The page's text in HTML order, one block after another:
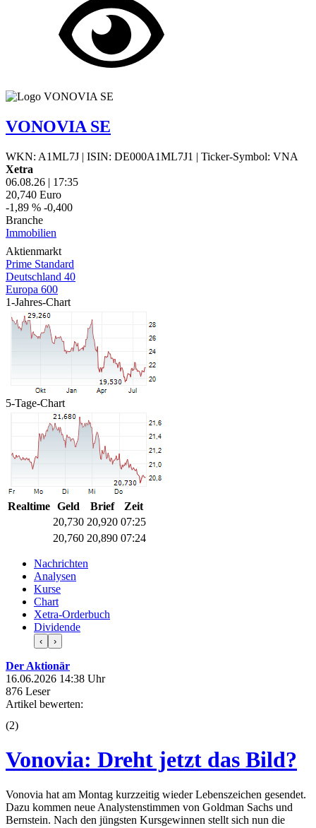
VONOVIA SE
WKN: A1ML7J | ISIN: DE000A1ML7J1 | Ticker-Symbol: VNA
Xetra
06.08.26 | 17:35
20,740 Euro
-1,89 % -0,400
Branche
Immobilien
Aktienmarkt
Prime Standard
Deutschland 40
Europa 600
1-Jahres-Chart
5-Tage-Chart
Realtime Geld Brief
Zeit
20,730 20,920 07:25
20,760 20,890 07:24
Nachrichten
Analysen
Kurse
Chart
Xetra-Orderbuch
Dividende
‹ ›
Der Aktionär
16.06.2026 14:38 Uhr
876 Leser
Artikel bewerten:
(2)
Vonovia: Dreht jetzt das Bild?
Vonovia hat am Montag kurzzeitig wieder Lebenszeichen gesendet.
Dazu kommen neue Analystenstimmen von Goldman Sachs und
Bernstein. Nach den jüngsten Kursgewinnen stellt sich nun die